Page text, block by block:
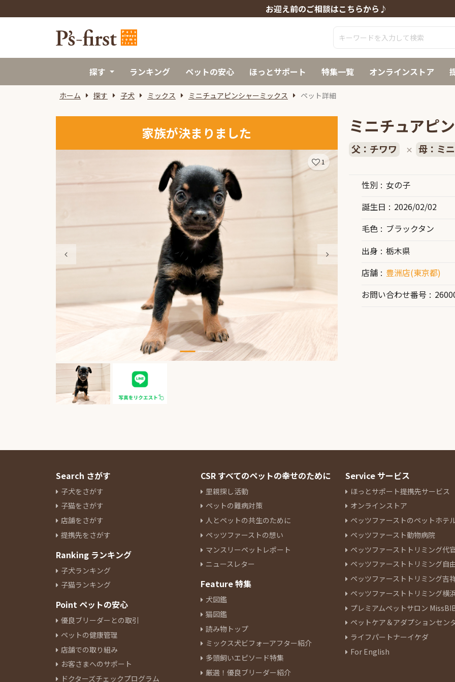
お迎え前のご相談はこちらから♪
探す ランキング ペットの安心 ほっとサポート 特集一覧 オンラインストア
ホーム 探す 子犬 ミックス ミニチュアピンシャーミックス ペット詳細
家族が決まりました
1
ミニチュアピ
父：チワワ × 母：ミ
性別
女の子
誕生日
2026/02/02
毛色
ブラックタン
出身
栃木県
店舗
豊洲店(東京都)
お問い合わせ番号
Search さがす
子犬をさがす
子猫をさがす
店舗をさがす
提携先をさがす
Ranking ランキング
子犬ランキング
子猫ランキング
Point ペットの安心
優良ブリーダーとの取引
ペットの健康管理
店舗での取り組み
お客さまへのサポート
ドクターズチェックプログラム
CSR すべてのペットの幸せのために
里親探し活動
ペットの難病対策
人とペットの共生のために
ペッツファーストの想い
マンスリーペットレポート
ニュースレター
Feature 特集
犬図鑑
猫図鑑
読み物トップ
ミックス犬ビフォーアフター紹介
多頭飼いエピソード特集
厳選！優良ブリーダー紹介
Service サービス
ほっとサポート提携先サービス
オンラインストア
ペッツファーストのペットホテ
ペッツファースト動物病院
ペッツファーストトリミング代
ペッツファーストトリミング自
ペッツファーストトリミング吉
ペッツファーストトリミング横
プレミアムペットサロン
ペットケア＆アダプションセン
ライフパートナーイケダ
For English